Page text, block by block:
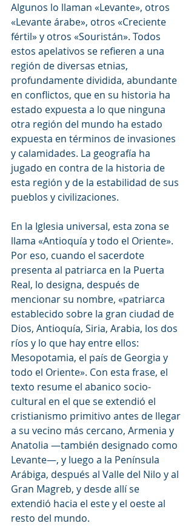
Algunos lo llaman «Levante», otros
«Levante árabe», otros «Creciente
fértil» y otros «Souristán». Todos
estos apelativos se refieren a una
región de diversas etnias,
profundamente dividida, abundante
en conflictos, que en su historia ha
estado expuesta a lo que ninguna
otra región del mundo ha estado
expuesta en términos de invasiones
y calamidades. La geografía ha
jugado en contra de la historia de
esta región y de la estabilidad de sus
pueblos y civilizaciones.
En la Iglesia universal, esta zona se
llama «Antioquía y todo el Oriente».
Por eso, cuando el sacerdote
presenta al patriarca en la Puerta
Real, lo designa, después de
mencionar su nombre, «patriarca
establecido sobre la gran ciudad de
Dios, Antioquía, Siria, Arabia, los dos
ríos y lo que hay entre ellos:
Mesopotamia, el país de Georgia y
todo el Oriente». Con esta frase, el
texto resume el abanico socio-
cultural en el que se extendió el
cristianismo primitivo antes de llegar
a su vecino más cercano, Armenia y
Anatolia —también designado como
Levante—, y luego a la Península
Arábiga, después al Valle del Nilo y al
Gran Magreb, y desde allí se
extendió hacia el este y el oeste al
resto del mundo.